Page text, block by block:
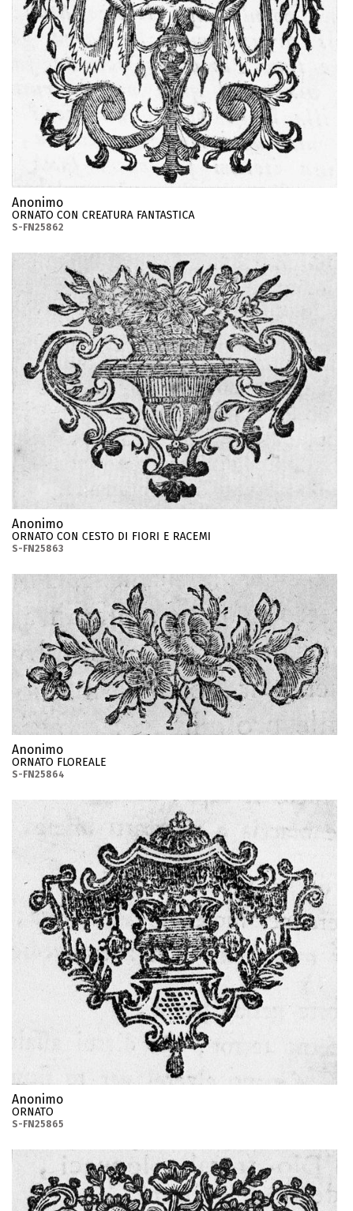
Anonimo
ORNATO CON CREATURA FANTASTICA
S-FN25862
Anonimo
ORNATO CON CESTO DI FIORI E RACEMI
S-FN25863
Anonimo
ORNATO FLOREALE
S-FN25864
Anonimo
ORNATO
S-FN25865